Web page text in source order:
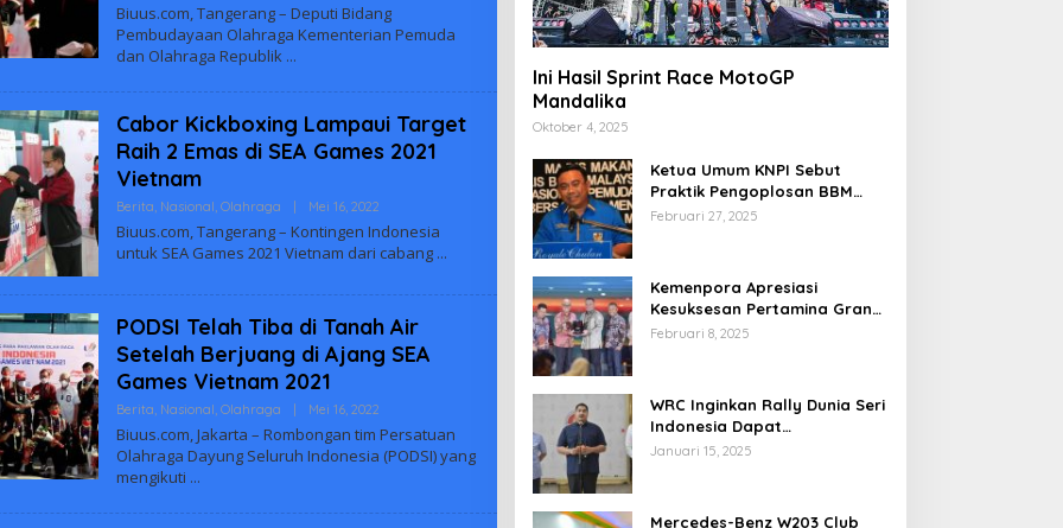
Indonesia
Biuus.com, Tangerang – Deputi Bidang
Pembudayaan Olahraga Kementerian Pemuda
dan Olahraga Republik
Cabor Kickboxing Lampaui Target
Raih 2 Emas di SEA Games 2021
Vietnam
Berita, Nasional, Olahraga Mei 16, 2022Oleh
Indonesia
Biuus.com, Tangerang – Kontingen Indonesia
untuk SEA Games 2021 Vietnam dari cabang
PODSI Telah Tiba di Tanah Air
Setelah Berjuang di Ajang SEA
Games Vietnam 2021
Berita, Nasional, Olahraga Mei 16, 2022Oleh
Indonesia
Biuus.com, Jakarta – Rombongan tim Persatuan
Olahraga Dayung Seluruh Indonesia (PODSI) yang
mengikuti
Ini Hasil Sprint Race MotoGP
Mandalika
Oktober 4, 2025
Ketua Umum KNPI Sebut
Praktik Pengoplosan BBM
Cederai Kepercayaan
Februari 27, 2025
Kemenpora Apresiasi
Kesuksesan Pertamina Grand
Prix of Indonesia 2024
Februari 8, 2025
WRC Inginkan Rally Dunia Seri
Indonesia Dapat
Terselenggara 2026
Januari 15, 2025
Mercedes-Benz W203 Club